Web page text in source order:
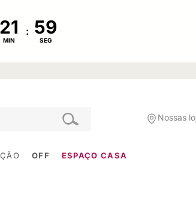
MIN
:
SEG
Nossas
OFF ESPAÇO CASA